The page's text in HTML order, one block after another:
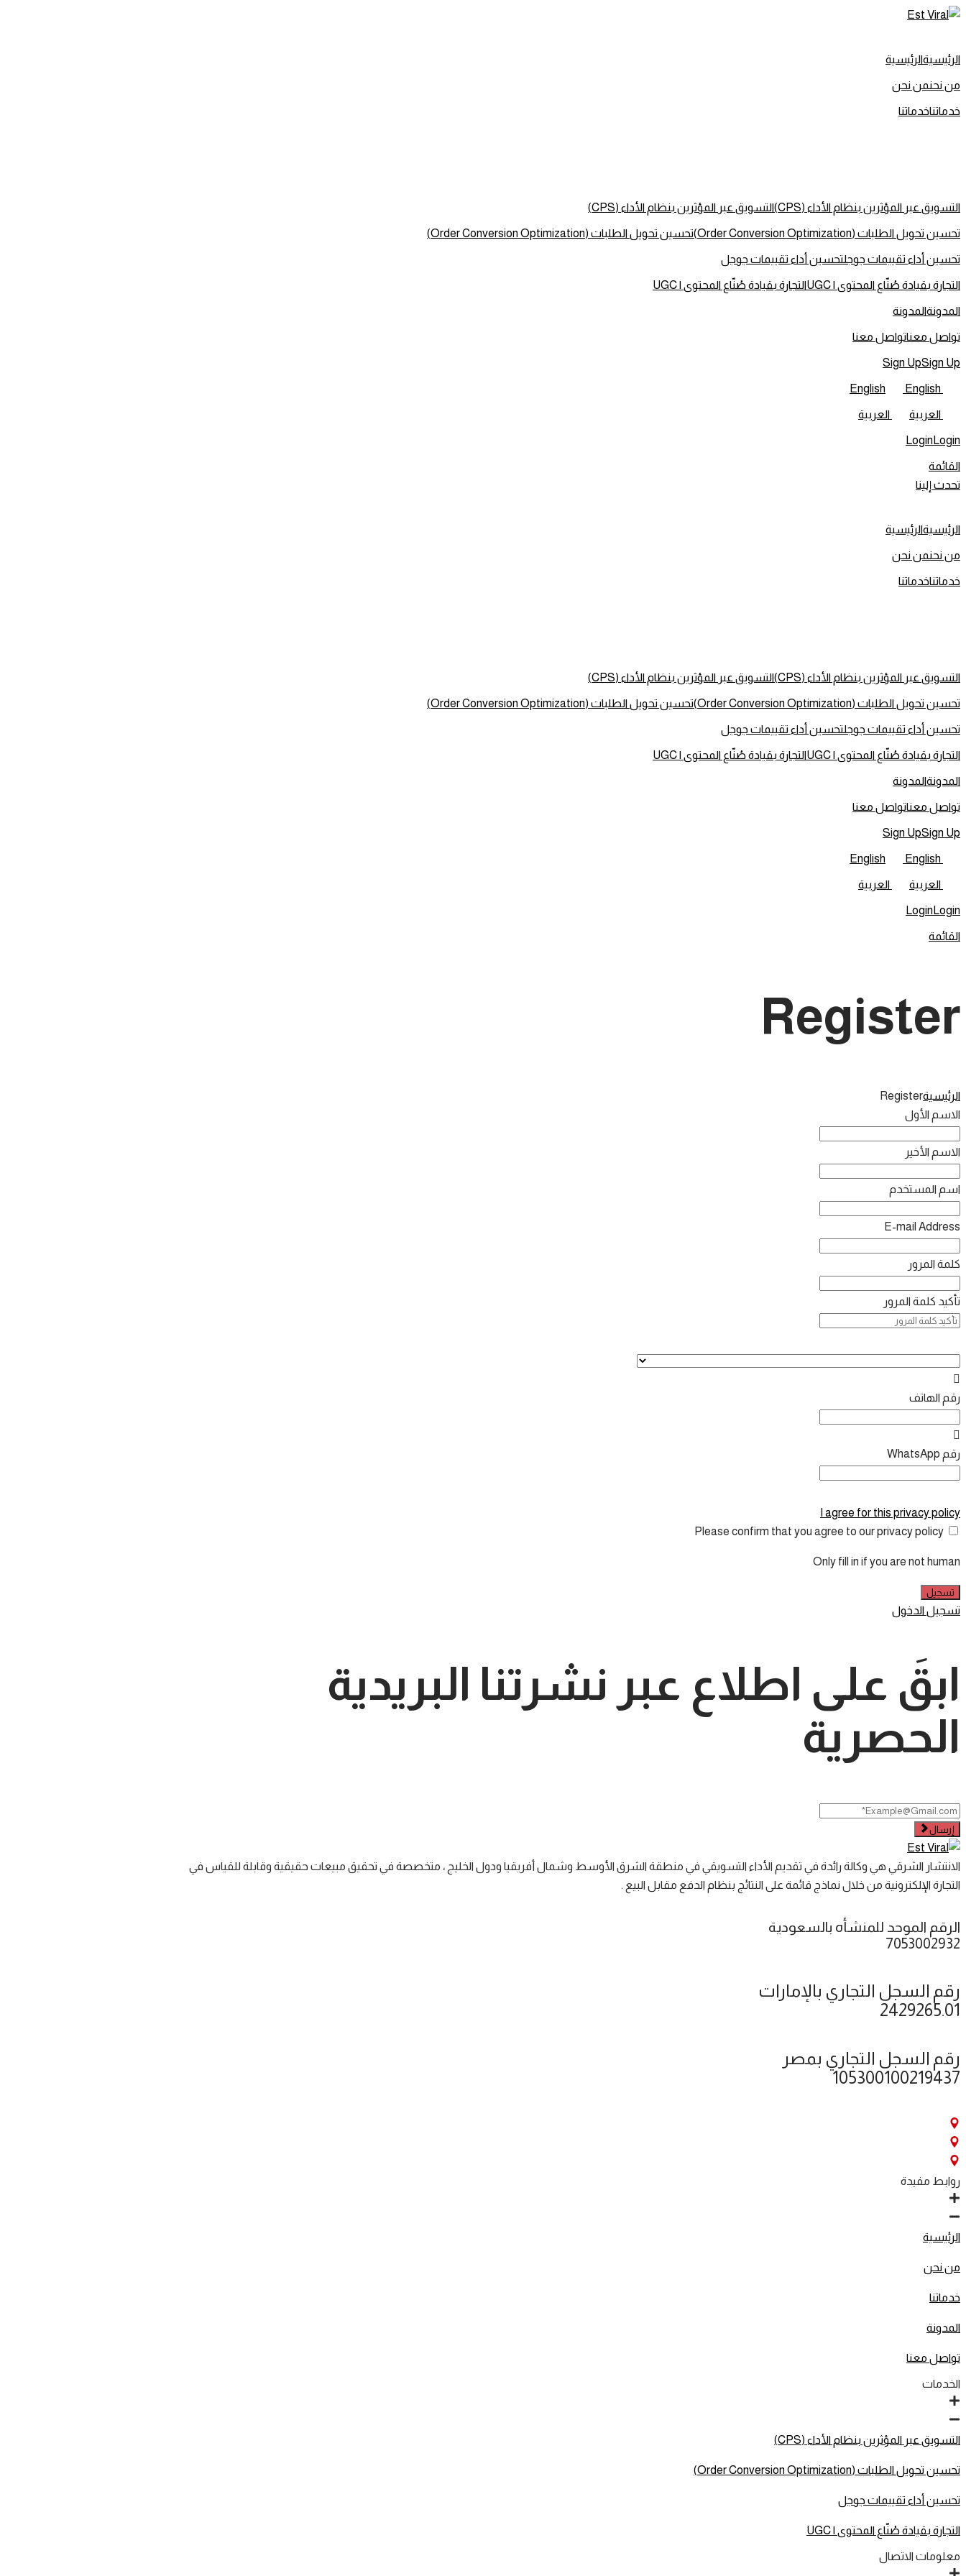
تخطي
المحتوى
الرئيسيةالرئيسية
من نحنمن نحن
خدماتناخدماتنا
التسويق عبر المؤثرين بنظام الأداء (CPS) التسويق عبر المؤثرين بنظام الأداء (CPS)
تحسين تحويل الطلبات (Order Conversion Optimization) تحسين تحويل الطلبات (Order Conversion Optimization)
تحسين أداء تقييمات جوجلتحسين أداء تقييمات جوجل
التجارة بقيادة صُنّاع المحتوى | UGC التجارة بقيادة صُنّاع المحتوى | UGC
المدونةالمدونة
تواصل معناتواصل معنا
Sign UpSign Up
English English
العربية العربية
Login Login
القائمة
تحدث إلينا
الرئيسيةالرئيسية
من نحنمن نحن
خدماتناخدماتنا
التسويق عبر المؤثرين بنظام الأداء (CPS) التسويق عبر المؤثرين بنظام الأداء (CPS)
تحسين تحويل الطلبات (Order Conversion Optimization) تحسين تحويل الطلبات (Order Conversion Optimization)
تحسين أداء تقييمات جوجلتحسين أداء تقييمات جوجل
التجارة بقيادة صُنّاع المحتوى | UGC التجارة بقيادة صُنّاع المحتوى | UGC
المدونةالمدونة
تواصل معناتواصل معنا
Sign UpSign Up
English English
العربية العربية
Login Login
القائمة
Register
الرئيسيةRegister
الاسم الأول
الاسم الأخير
اسم المستخدم
E-mail Address
كلمة المرور
تأكيد كلمة المرور
رقم الهاتف
رقم WhatsApp
I agree for this privacy policy
Please confirm that you agree to our privacy policy
Only fill in if you are not human
تسجيل الدخول
ابقَ على اطلاع عبر نشرتنا البريدية
الحصرية
إرسال
الانتشار الشرقي هي وكالة رائدة في تقديم الأداء التسويقي في منطقة الشرق الأوسط وشمال أفريقيا ودول الخليج ، متخصصة في تحقيق مبيعات حقيقية وقابلة للقياس في
التجارة الإلكترونية من خلال نماذج قائمة على النتائج بنظام الدفع مقابل البيع .
الرقم الموحد للمنشأه بالسعودية
7053002932
رقم السجل التجاري بالإمارات
2429265.01
رقم السجل التجاري بمصر
105300100219437
روابط مفيدة
الرئيسية
من نحن
خدماتنا
المدونة
تواصل معنا
الخدمات
التسويق عبر المؤثرين بنظام الأداء (CPS)
تحسين تحويل الطلبات (Order Conversion Optimization)
تحسين أداء تقييمات جوجل
التجارة بقيادة صُنّاع المحتوى | UGC
معلومات الاتصال